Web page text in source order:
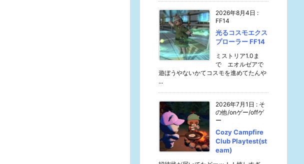
2026年8月4日 :
FF14
光るコスモエクス
プローラー FF14
ミストリア1.0ま
で エオルゼアで
遊ぼうやないかてコスモを進めてたんや
...
2026年7月1日 : そ
の他/onゲー/offゲ
ー
Cozy Campfire
Club Playtest(st
eam)